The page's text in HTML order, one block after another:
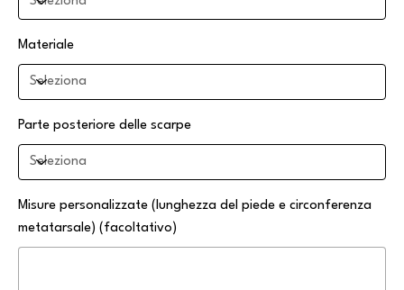
Materiale
Parte posteriore delle scarpe
Misure personalizzate (lunghezza del piede e circonferenza
metatarsale) (facoltativo)